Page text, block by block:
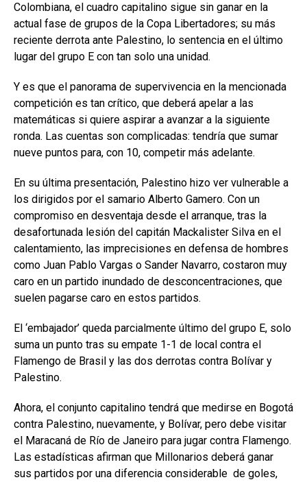
Colombiana, el cuadro capitalino sigue sin ganar en la
actual fase de grupos de la Copa Libertadores; su más
reciente derrota ante Palestino, lo sentencia en el último
lugar del grupo E con tan solo una unidad.
Y es que el panorama de supervivencia en la mencionada
competición es tan crítico, que deberá apelar a las
matemáticas si quiere aspirar a avanzar a la siguiente
ronda. Las cuentas son complicadas: tendría que sumar
nueve puntos para, con 10, competir más adelante.
En su última presentación, Palestino hizo ver vulnerable a
los dirigidos por el samario Alberto Gamero. Con un
compromiso en desventaja desde el arranque, tras la
desafortunada lesión del capitán Mackalister Silva en el
calentamiento, las imprecisiones en defensa de hombres
como Juan Pablo Vargas o Sander Navarro, costaron muy
caro en un partido inundado de desconcentraciones, que
suelen pagarse caro en estos partidos.
​El ‘embajador’ queda parcialmente último del grupo E, solo
suma un punto tras su empate 1-1 de local contra el
Flamengo de Brasil y las dos derrotas contra Bolívar y
Palestino.
Ahora, el conjunto capitalino tendrá que medirse en Bogotá
contra Palestino, nuevamente, y Bolívar, pero debe visitar
el Maracaná de Río de Janeiro para jugar contra Flamengo.
Las estadísticas afirman que Millonarios deberá ganar
sus partidos por una diferencia considerable de goles,